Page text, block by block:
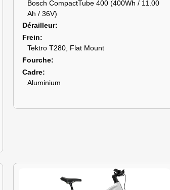
Bosch CompactTube 400 (400Wh / 11.00
Ah / 36V)
Dérailleur
Frein
Tektro T280, Flat Mount
Fourche
Cadre
Aluminium